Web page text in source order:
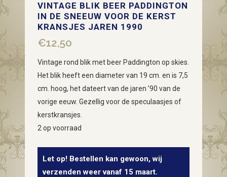
VINTAGE BLIK BEER PADDINGTON
IN DE SNEEUW VOOR DE KERST
KRANSJES JAREN 1990
€12,50
Vintage rond blik met beer Paddington op skies.
Het blik heeft een diameter van 19 cm. en is 7,5
cm. hoog, het dateert van de jaren ’90 van de
vorige eeuw. Gezellig voor de speculaasjes of
kerstkransjes.
2 op voorraad
Let op! Bestellen kan gewoon, wij
verzenden weer vanaf 15 maart.